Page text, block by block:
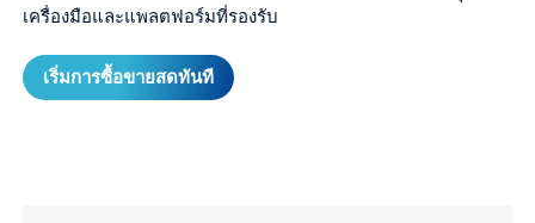
เครื่องมือและแพลตฟอร์มที่รองรับ
เริ่มการซื้อขายสดทันที